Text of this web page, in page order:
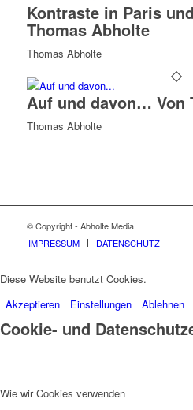
Kontraste in Paris
Thomas Abholte
Thomas Abholte
Auf und davon… Von
Thomas Abholte
© Copyright - Abholte Media
IMPRESSUM
DATENSCHUTZ
Diese Website benutzt Cookies.
Akzeptieren
Einstellungen Ablehnen
Cookie- und
Wie wir Cookies verwenden